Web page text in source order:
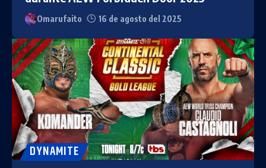
Omarufaito 16 de agosto del 2025
DYNAMITE